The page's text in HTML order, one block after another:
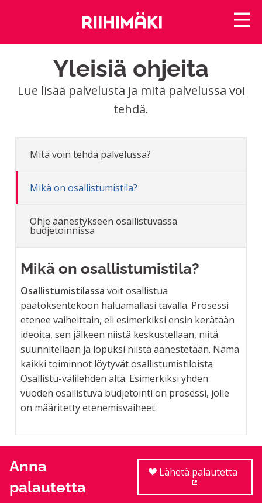
Yleisiä ohjeita
Lue lisää palvelusta ja mitä palvelussa voi
tehdä.
Mitä voin tehdä palvelussa?
Mikä on osallistumistila?
Ohje äänestykseen osallistuvassa
budjetoinnissa
Mikä on osallistumistila?
Osallistumistilassa voit osallistua
päätöksentekoon haluamallasi tavalla. Prosessi
etenee vaiheittain, eli esimerkiksi ensin kerätään
ideoita, sen jälkeen niistä keskustellaan, niitä
suunnitellaan ja lopuksi niistä äänestetään. Nämä
kaikki toiminnot löytyvät osallistumistiloista
Osallistu-välilehden alta. Esimerkiksi yhden
vuoden osallistuva budjetointi on prosessi, jolle
on määritetty etenemisvaiheet.
Anna
palautetta
Lähetä palautetta